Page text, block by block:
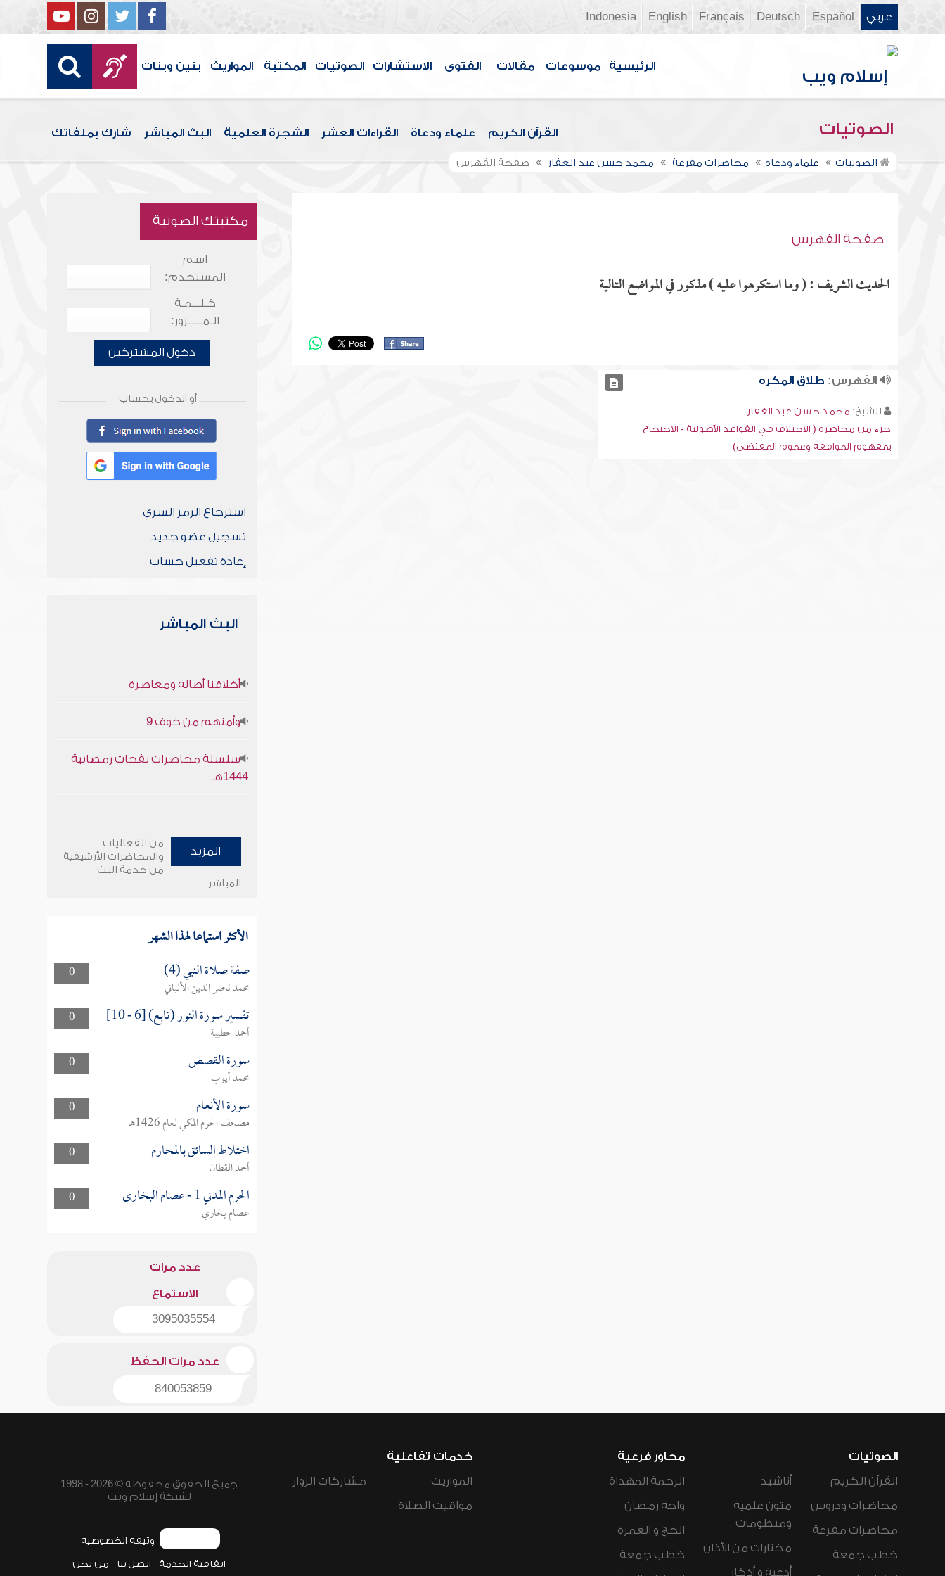
عربي Español
Deutsch
Français
English
Indonesia
الرئيسية موسوعات مقالات الفتوى الاستشارات الصوتيات المكتبة المواريث بنين وبنات
الصوتيات القرآن الكريم علماء ودعاة القراءات العشر الشجرة العلمية البث المباشر شارك بملفاتك
الصوتيات علماء ودعاة محاضرات مفرغة محمد حسن عبد الغفار صفحة الفهرس
صفحة الفهرس
الحديث الشريف : ( وما استكرهوا عليه ) مذكور في المواضع التالية
الفهرس: طلاق المكره
للشيخ: محمد حسن عبد الغفار
جزء من محاضرة ( الاختلاف في القواعد الأصولية - الاحتجاج
بمفهوم الموافقة وعموم المقتضى)
مكتبتك الصوتية
اسم
المستخدم:
كـلـــمـة
الـمـــــرور:
دخول المشتركين
أو الدخول بحساب
استرجاع الرمز السري
تسجيل عضو جديد
إعادة تفعيل حساب
البث المباشر
أخلاقنا أصالة ومعاصرة
وأمنهم من خوف 9
سلسلة محاضرات نفحات رمضانية
1444هـ
المزيد
من الفعاليات
والمحاضرات الأرشيفية
من خدمة البث
المباشر
الأكثر استماعا لهذا الشهر
0 صفة صلاة النبي (4)
محمد ناصر الدين الألباني
0
تفسير سورة النور (تابع) [6 - 10]
أحمد حطيبة
0
سورة القصص
محمد أيوب
0
سورة الأنعام
مصحف الحرم المكي لعام 1426هـ
0
اختلاط السائق بالمحارم
أحمد القطان
0
الحرم المدني 1 - عصام البخارى
عصام بخاري
عدد مرات
الاستماع
3095035554
عدد مرات الحفظ
840053859
الصوتيات
القرآن الكريم
محاضرات ودروس
محاضرات مفرغة
خطب جمعة
أناشيد
متون علمية
ومنظومات
مختارات من الأذان
أدعية و أذكار
محاور فرعية
الرحمة المهداة
واحة رمضان
الحج و العمرة
خطب جمعة
خدمات تفاعلية
المواريث
مواقيت الصلاة
مشاركات الزوار
جميع الحقوق محفوظة © 2026 - 1998
لشبكة إسلام ويب
وثيقة الخصوصية
اتفاقية الخدمة اتصل بنا من نحن